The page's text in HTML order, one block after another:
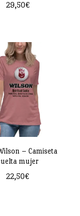
de
producto
29,50€
tiene
múltiples
variantes.
Las
opciones
se
pueden
elegir
en
– Camiseta
mujer
22,50€